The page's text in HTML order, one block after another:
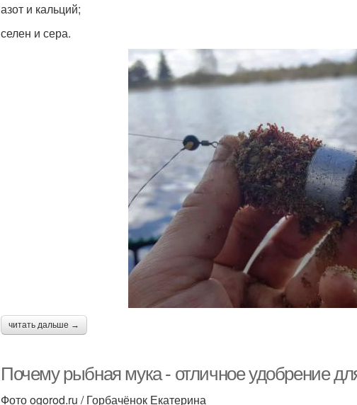
азот и кальций;
селен и сера.
читать дальше →
Почему рыбная мука - отличное удобрение
Фото ogorod.ru / Горбачёнок Екатерина